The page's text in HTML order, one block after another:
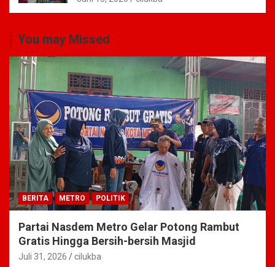
You may Missed
BERITA METRO POLITIK
Partai Nasdem Metro Gelar Potong Rambut
Gratis Hingga Bersih-bersih Masjid
Juli 31, 2026 cilukba